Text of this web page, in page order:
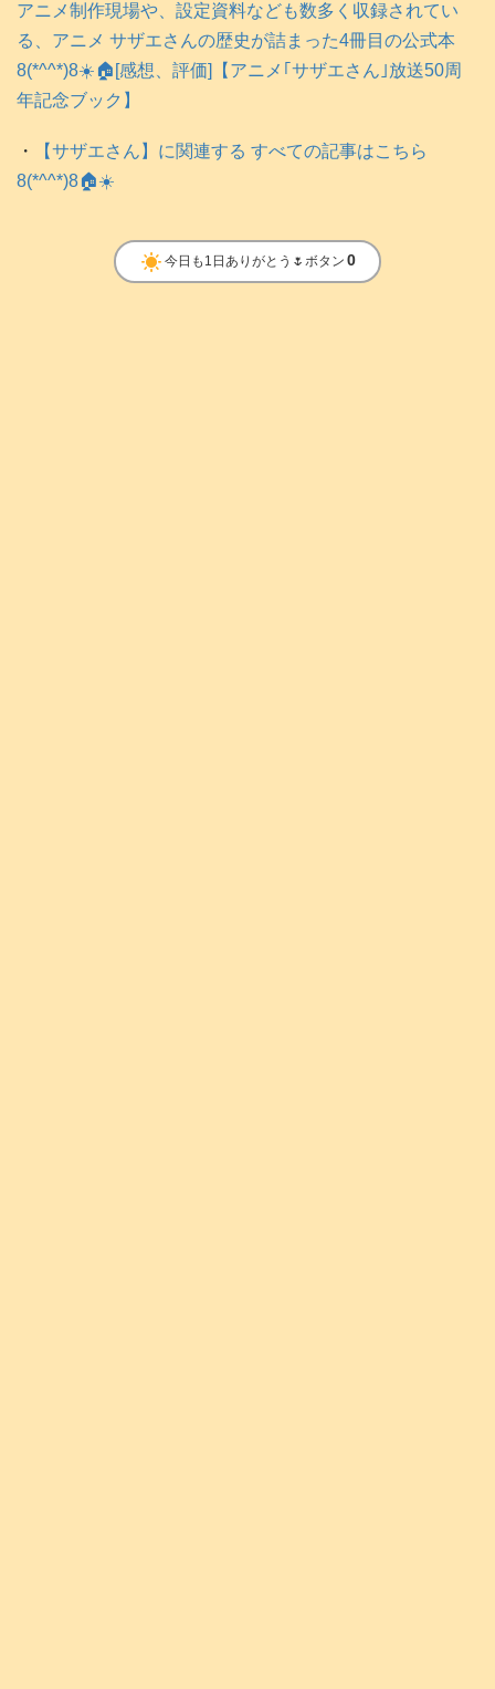
アニメ制作現場や、設定資料なども数多く収録されてい
る、アニメ サザエさんの歴史が詰まった4冊目の公式本
8(*^^*)8☀️🏠️[感想、評価]【アニメ｢サザエさん｣放送50周
年記念ブック】
・
【サザエさん】に関連する すべての記事はこちら
8(*^^*)8🏠️☀️
clear_day 今日も1日ありがとう🌷ボタン 0